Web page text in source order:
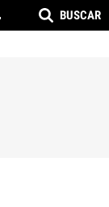
BUSCAR